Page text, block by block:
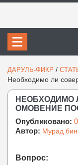
ДАРУЛЬ-ФИКР /
Необходимо ли
НЕОБХОДИМО
ОМОВЕНИЕ
Опубликовано:
Автор: Мурад
Вопрос: